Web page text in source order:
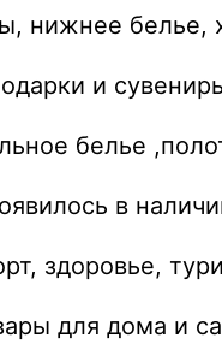
нижнее белье,
и
белье
в
здоровье,
для дома и